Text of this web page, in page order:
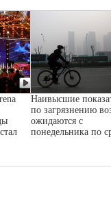
Наивысшие
по загрязнению
ожидаются с
понедельника по